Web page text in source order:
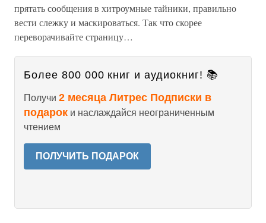
прятать сообщения в хитроумные тайники, правильно
вести слежку и маскироваться. Так что скорее
переворачивайте страницу…
Более 800 000 книг и аудиокниг! 📚
Получи 2 месяца Литрес Подписки в
подарок и наслаждайся неограниченным
чтением
ПОЛУЧИТЬ ПОДАРОК